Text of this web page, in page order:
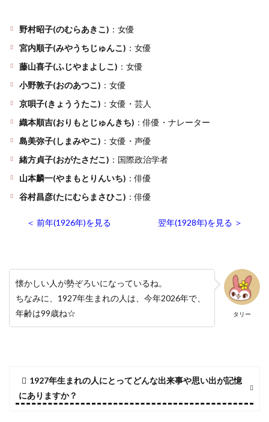
野村昭子(のむらあきこ) ：女優
宮内順子(みやうちじゅんこ) ：女優
藤山喜子(ふじやまよしこ) ：女優
小野敦子(おのあつこ) ：女優
京唄子(きょううたこ) ：女優・芸人
織本順吉(おりもとじゅんきち) ：俳優・ナレーター
島美弥子(しまみやこ) ：女優・声優
緒方貞子(おがたさだこ) ：国際政治学者
山本麟一(やまもとりんいち) ：俳優
谷村昌彦(たにむらまさひこ) ：俳優
＜ 前年(1926年)を見る 翌年(1928年)を見る ＞
タリー
懐かしい人が勢ぞろいになっているね。
ちなみに、1927年生まれの人は、今年2026年で、
年齢は99歳ね☆
1927年生まれの人にとってどんな出来事や思い出が記憶
にありますか？